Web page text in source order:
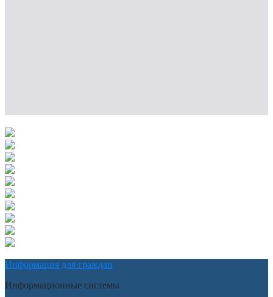
Информация для граждан
Информационные системы